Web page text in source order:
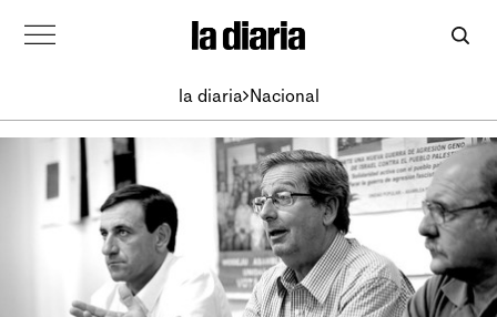
la diaria Nacional